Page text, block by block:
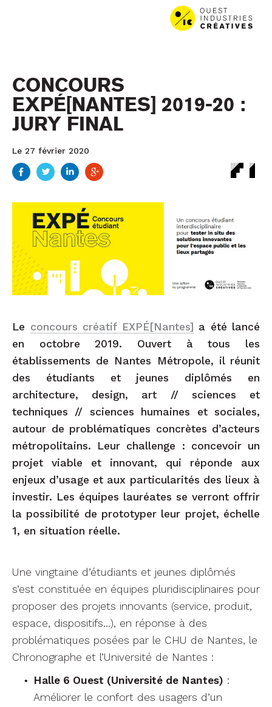
Aller au menu
Aller au contenu
CONCOURS
EXPÉ[NANTES] 2019-20 :
JURY FINAL
Le 27 février 2020
Le concours créatif EXPÉ[Nantes] a été lancé
en octobre 2019. Ouvert à tous les
établissements de Nantes Métropole, il réunit
des étudiants et jeunes diplômés en
architecture, design, art // sciences et
techniques // sciences humaines et sociales,
autour de problématiques concrètes d’acteurs
métropolitains. Leur challenge : concevoir un
projet viable et innovant, qui réponde aux
enjeux d’usage et aux particularités des lieux à
investir. Les équipes lauréates se verront offrir
la possibilité de prototyper leur projet, échelle
1, en situation réelle.
Une vingtaine d’étudiants et jeunes diplômés
s’est constituée en équipes pluridisciplinaires pour
proposer des projets innovants (service, produit,
espace, dispositifs…), en réponse à des
problématiques posées par le CHU de Nantes, le
Chronographe et l’Université de Nantes :
Halle 6 Ouest (Université de Nantes) :
Améliorer le confort des usagers d’un